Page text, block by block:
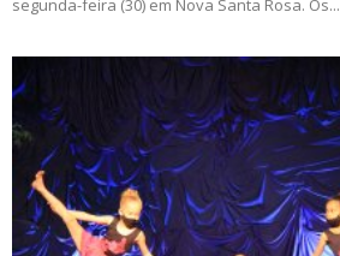
segunda-feira (30) em Nova Santa Rosa. Os...